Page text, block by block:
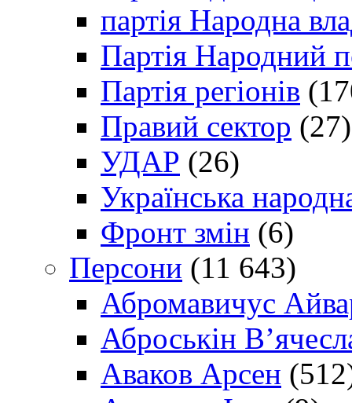
партія Народна
Партія Народний
Партія регіонів
Правий сектор (27)
УДАР (26)
Українська
Фронт змін (6)
Персони (11 643)
Абромавичус
Аброськін
Аваков Арсен